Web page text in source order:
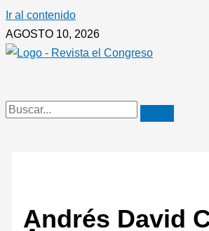
Ir al contenido
AGOSTO 10, 2026
Andrés David